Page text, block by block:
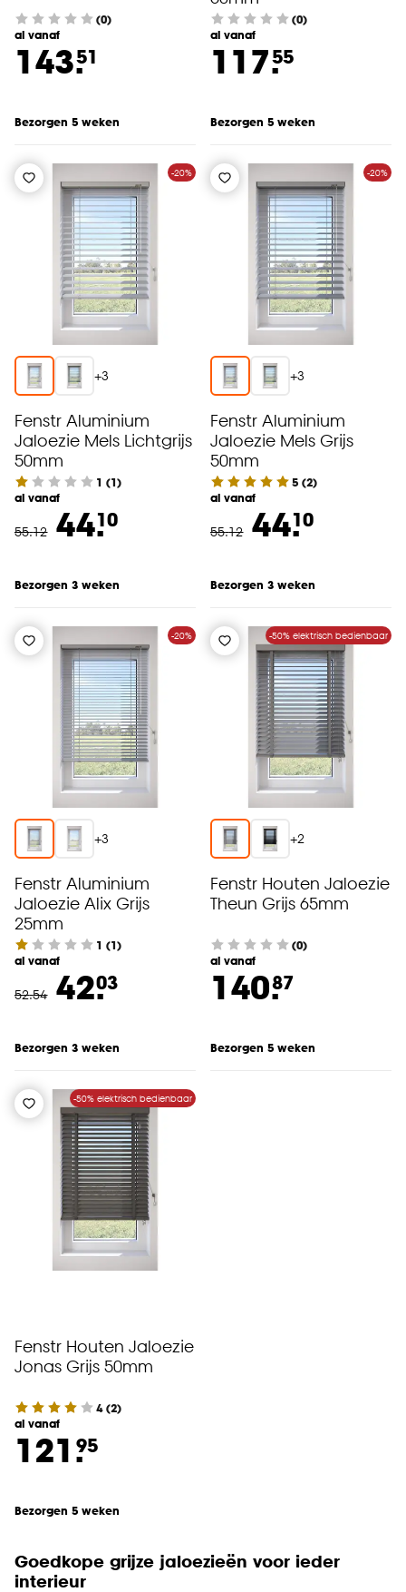
(0)
al vanaf
143.51
Bezorgen 5 weken
(0)
al vanaf
117.55
Bezorgen 5 weken
-20%
+3
Fenstr Aluminium
Jaloezie Mels Lichtgrijs
50mm
1 (1)
al vanaf
55.12 44.10
Bezorgen 3 weken
-20%
+3
Fenstr Aluminium
Jaloezie Mels Grijs
50mm
5 (2)
al vanaf
55.12 44.10
Bezorgen 3 weken
-20%
+3
Fenstr Aluminium
Jaloezie Alix Grijs
25mm
1 (1)
al vanaf
52.54 42.03
Bezorgen 3 weken
-50% elektrisch bedienbaar
+2
Fenstr Houten Jaloezie
Theun Grijs 65mm
(0)
al vanaf
140.87
Bezorgen 5 weken
-50% elektrisch bedienbaar
Fenstr Houten Jaloezie
Jonas Grijs 50mm
4(2)
al vanaf
121.95
Bezorgen 5 weken
Goedkope grijze jaloezieën voor ieder
interieur